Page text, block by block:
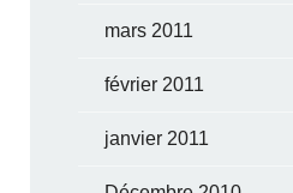
mars 2011
février 2011
janvier 2011